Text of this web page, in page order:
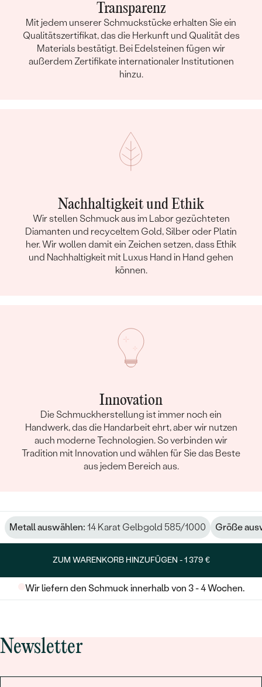
Transparenz
Mit jedem unserer Schmuckstücke erhalten Sie ein
Qualitätszertifikat, das die Herkunft und Qualität des
Materials bestätigt. Bei Edelsteinen fügen wir
außerdem Zertifikate internationaler Institutionen
hinzu.
Nachhaltigkeit und Ethik
Wir stellen Schmuck aus im Labor gezüchteten
Diamanten und recyceltem Gold, Silber oder Platin
her. Wir wollen damit ein Zeichen setzen, dass Ethik
und Nachhaltigkeit mit Luxus Hand in Hand gehen
können.
Innovation
Die Schmuckherstellung ist immer noch ein
Handwerk, das die Handarbeit ehrt, aber wir nutzen
auch moderne Technologien. So verbinden wir
Tradition mit Innovation und wählen für Sie das Beste
aus jedem Bereich aus.
Metall auswählen: 14 Karat Gelbgold 585/1000 Größe
ZUM WARENKORB HINZUFÜGEN -1 379 €
Wir liefern den Schmuck innerhalb von 3 - 4 Wochen.
Newsletter